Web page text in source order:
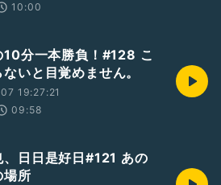
10:00
10分一本勝負！#128 こ
いと目覚めません。
19:27:21
09:58
、日日是好日#121 あの
場所